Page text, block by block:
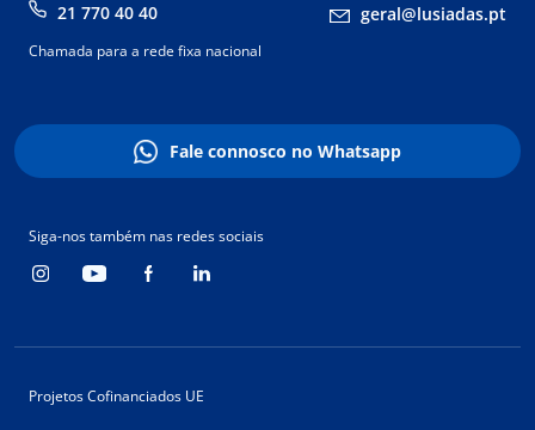
21 770 40 40 geral@lusiadas.pt
Chamada para a rede fixa nacional
Fale connosco no Whatsapp
Siga-nos também nas redes sociais
Projetos Cofinanciados UE